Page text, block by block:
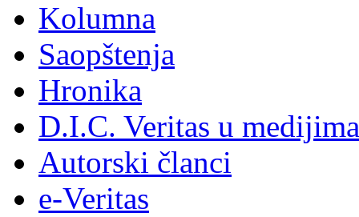
Kolumna
Saopštenja
Hronika
D.I.C. Veritas u medijima
Autorski članci
e-Veritas